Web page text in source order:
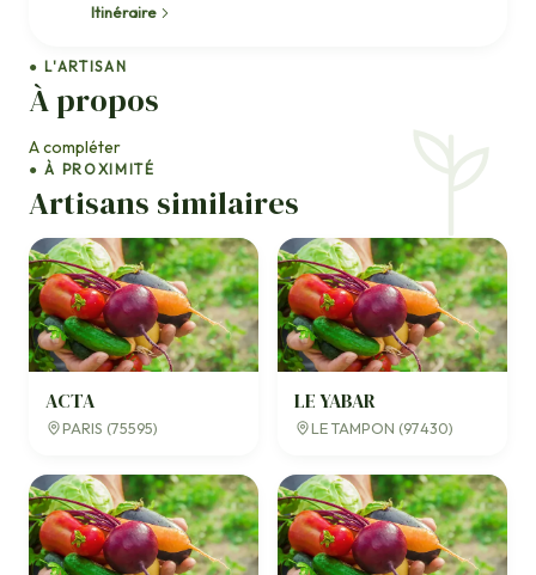
● L'ARTISAN
À propos
A compléter
● À PROXIMITÉ
Artisans similaires
ACTA
PARIS (75595)
LE YABAR
LE TAMPON (97430)
Itinéraire